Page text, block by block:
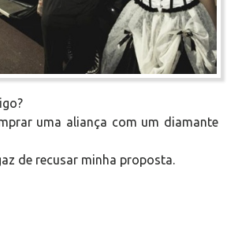
uma aliança com um diamante
de recusar minha proposta.